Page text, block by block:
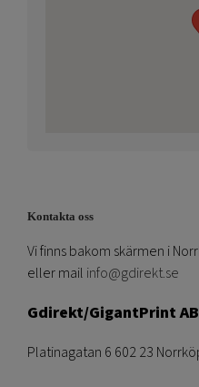
Kontakta oss
Vi finns bakom skärmen i
eller mail info@gdirekt.se
Gdirekt/GigantPrint AB
Platinagatan 6 602 23